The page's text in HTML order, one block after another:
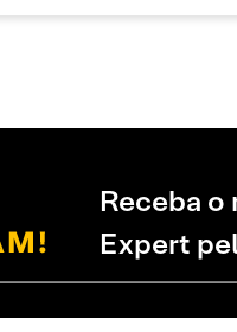
Receba
Expert